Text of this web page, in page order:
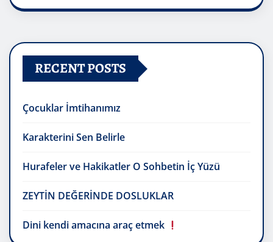
RECENT POSTS
Çocuklar İmtihanımız
Karakterini Sen Belirle
Hurafeler ve Hakikatler O Sohbetin İç Yüzü
ZEYTİN DEĞERİNDE DOSLUKLAR
Dini kendi amacına araç etmek